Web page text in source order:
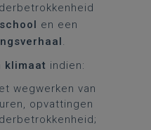
en een
.
klimaat indien:
wegwerken van
opvattingen